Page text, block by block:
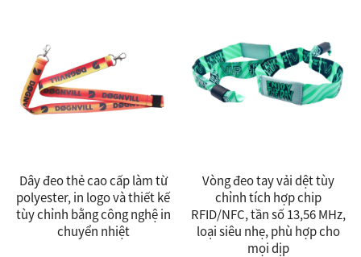
Dây đeo thẻ cao cấp làm từ
polyester, in logo và thiết kế
tùy chỉnh bằng công nghệ in
chuyển nhiệt
Vòng đeo tay vải dệt tùy
chỉnh tích hợp chip
RFID/NFC, tần số 13,56 MHz,
loại siêu nhẹ, phù hợp cho
mọi dịp